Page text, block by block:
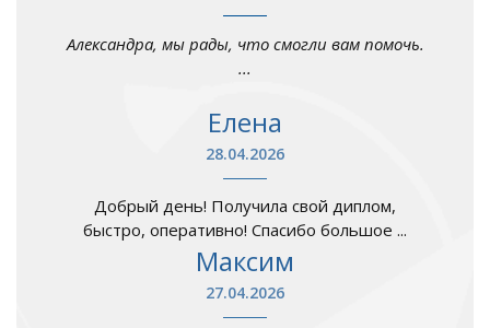
Александра, мы рады, что смогли вам помочь.
...
Елена
28.04.2026
Добрый день! Получила свой диплом,
быстро, оперативно! Спасибо большое ...
Максим
27.04.2026